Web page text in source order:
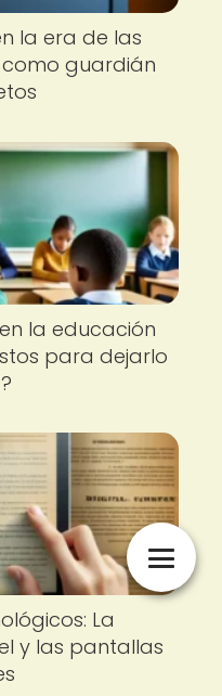
la era de las
como guardián
la educación
para dejarlo
La
y las pantallas